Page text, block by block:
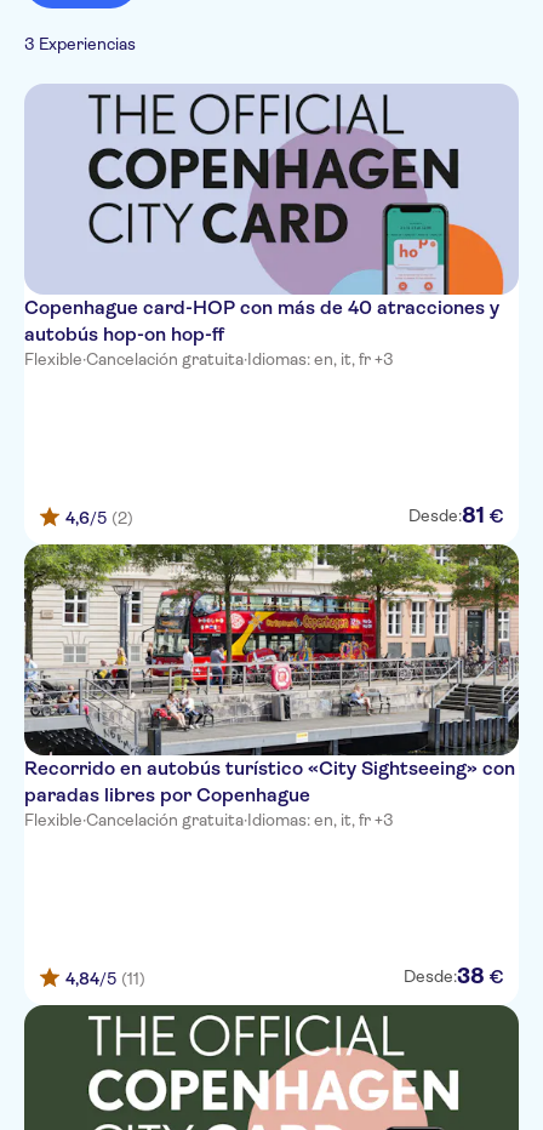
Entrada incluida
Francés
3 Experiencias
Copenhague card-HOP con más de 40 atracciones y
autobús hop-on hop-ff
Flexible·Cancelación gratuita·Idiomas: en, it, fr +3
4,6/5 (2) Desde:81 €
Recorrido en autobús turístico «City Sightseeing» con
paradas libres por Copenhague
Flexible·Cancelación gratuita·Idiomas: en, it, fr +3
4,84/5 (11) Desde:38 €